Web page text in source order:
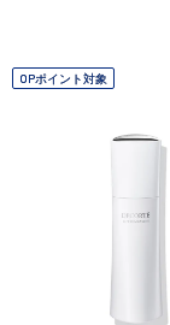
OPポイント対象